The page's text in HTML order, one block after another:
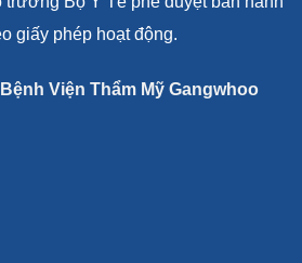
giấy phép hoạt động.
Bệnh Viện Thẩm Mỹ Gangwhoo